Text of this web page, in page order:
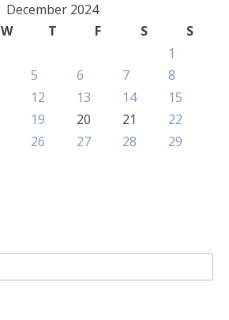
December 2024
W T F S
S
1
5 6 7
8
12 13 14
15
19 20 21
22
26 27 28
29